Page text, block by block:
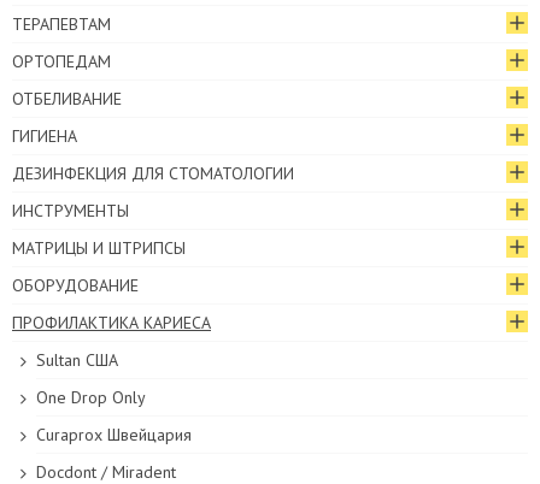
ТЕРАПЕВТАМ
ОРТОПЕДАМ
ОТБЕЛИВАНИЕ
ГИГИЕНА
ДЕЗИНФЕКЦИЯ ДЛЯ СТОМАТОЛОГИИ
ИНСТРУМЕНТЫ
МАТРИЦЫ И ШТРИПСЫ
ОБОРУДОВАНИЕ
ПРОФИЛАКТИКА КАРИЕСА
Sultan США
One Drop Only
Curaprox Швейцария
Docdont / Miradent